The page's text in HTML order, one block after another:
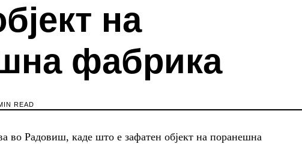
на
фабрика
READ
во Радовиш, каде што е зафатен објект на поранешна